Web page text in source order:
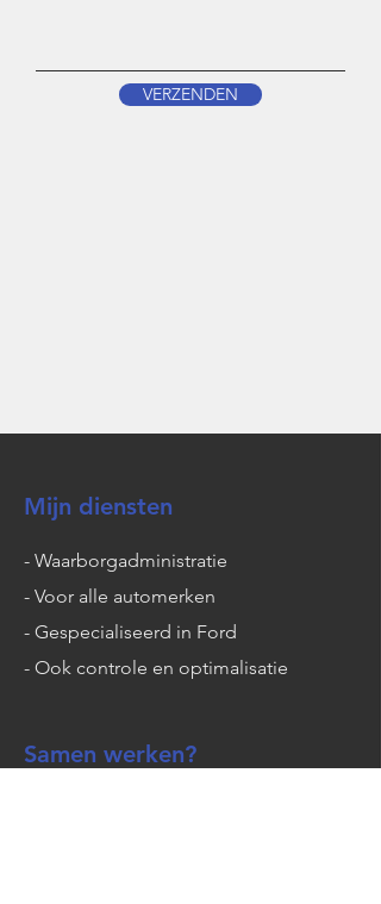
VERZENDEN
Mijn diensten
Samen werken?
- Waarborgadministratie​
- Voor alle automerken
- Gespecialiseerd in Ford
- Ook controle en optimalisatie